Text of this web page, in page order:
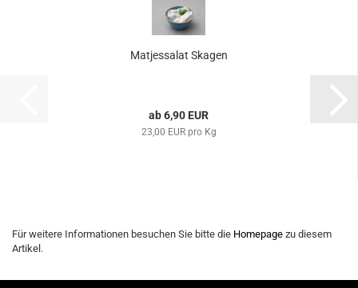
Matjessalat Skagen
ab 6,90 EUR
23,00 EUR pro Kg
Für weitere Informationen besuchen Sie bitte die Homepage zu diesem
Artikel.